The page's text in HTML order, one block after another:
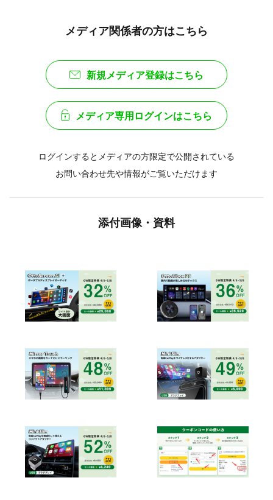
メディア関係者の方はこちら
新規メディア登録はこちら
メディア専用ログインはこちら
ログインするとメディアの方限定で公開されている
お問い合わせ先や情報がご覧いただけます
添付画像・資料